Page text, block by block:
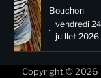
Bouchon
vendredi 24
juillet 2026
Copyright © 2026